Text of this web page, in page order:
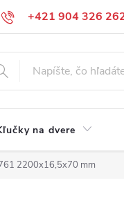
+421 904 326
podmienky
na dvere
2200x16,5x70 mm